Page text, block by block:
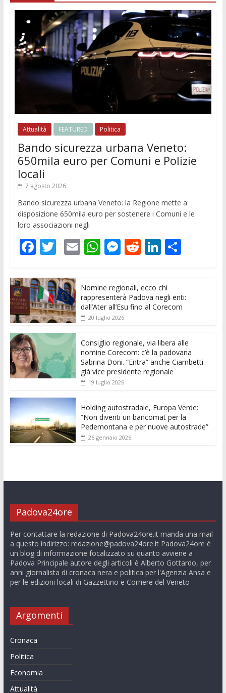
Attualità FEATURED Politica
Bando sicurezza urbana Veneto:
650mila euro per Comuni e Polizie
locali
7 agosto 2026
Bando sicurezza urbana Veneto: la Regione mette a
disposizione 650mila euro per sostenere i Comuni e le
loro associazioni negli
F
e
b
o
o
k
T
itt
er
E
l
W
s
A
p
p
M
ss
e
n
er
R
di
t
Li
k
e
dI
C
di
vi
Nomine regionali, ecco chi
rappresenterà Padova negli enti:
dall’Ater all’Esu fino al Corecom
20 luglio 2026
Consiglio regionale, via libera alle
nomine Corecom: c’è la padovana
Sabrina Doni. “Entra” anche Ciambetti
già vice presidente regionale
19 luglio 2026
Holding autostradale, Europa Verde:
“Non diventi un bancomat per la
Pedemontana e per nuove autostrade”
26 gennaio 2026
Padova24ore
Per contattare la redazione di Padova24ore.it manda una mail
a questo indirizzo: redazione@padova24ore.itPadova24ore è
un blog di informazione focalizzato su quanto avviene a
Padova Principale autore degli articoli è Alberto Gottardo, per
anni giornalista di cronaca nera e politica per l'Agenzia Ansa e
per le edizioni locali di Gazzettino e Corriere del Veneto
Argomenti
Cronaca
Politica
Economia
Attualità